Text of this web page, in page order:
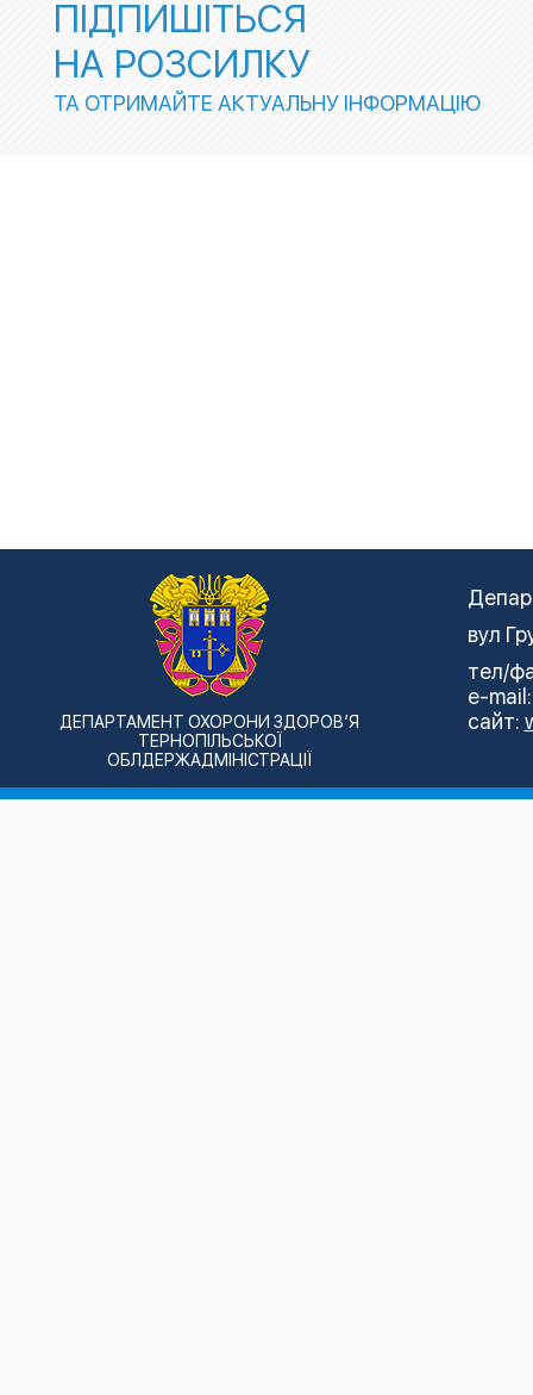
ПІДПИШІТЬСЯ
НА РОЗСИЛКУ
ТА ОТРИМАЙТЕ АКТУАЛЬНУ ІНФОРМАЦІЮ
ДЕПАРТАМЕНТ ОХОРОНИ ЗДОРОВ’Я
ТЕРНОПІЛЬСЬКОЇ
ОБЛДЕРЖАДМІНІСТРАЦІЇ
вул
тел/
e-
сайт: